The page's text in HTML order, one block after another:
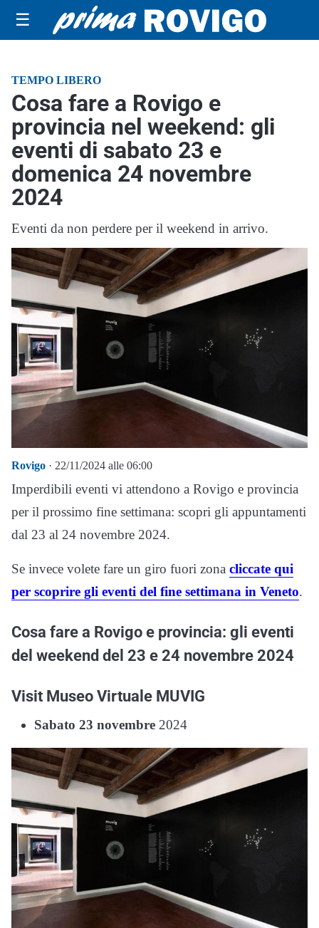
☰
TEMPO LIBERO
Cosa fare a Rovigo e
provincia nel weekend: gli
eventi di sabato 23 e
domenica 24 novembre
2024
Eventi da non perdere per il weekend in arrivo.
Rovigo · 22/11/2024 alle 06:00
Imperdibili eventi vi attendono a Rovigo e provincia
per il prossimo fine settimana: scopri gli appuntamenti
dal 23 al 24 novembre 2024.
Se invece volete fare un giro fuori zona cliccate qui
per scoprire gli eventi del fine settimana in Veneto.
Cosa fare a Rovigo e provincia: gli eventi
del weekend del 23 e 24 novembre 2024
Visit Museo Virtuale MUVIG
Sabato 23 novembre 2024